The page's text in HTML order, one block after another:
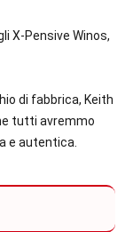
X-Pensive Winos,
di fabbrica, Keith
tutti avremmo
e autentica.